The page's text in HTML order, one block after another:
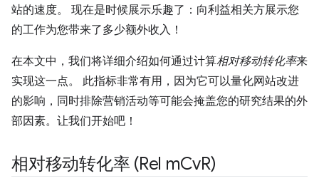
站的速度。 现在是时候展示乐趣了：向利益相关方展示您
的工作为您带来了多少额外收入！
在本文中，我们将详细介绍如何通过计算相对移动转化率来
实现这一点。 此指标非常有用，因为它可以量化网站改进
的影响，同时排除营销活动等可能会掩盖您的研究结果的外
部因素。让我们开始吧！
相对移动转化率 (Rel mCvR)